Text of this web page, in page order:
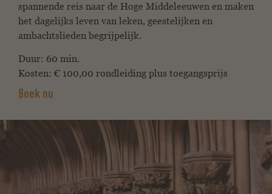
spannende reis naar de Hoge Middeleeuwen en maken
het dagelijks leven van leken, geestelijken en
ambachtslieden begrijpelijk.
Duur: 60 min.
Kosten: € 100,00 rondleiding plus toegangsprijs
Boek nu